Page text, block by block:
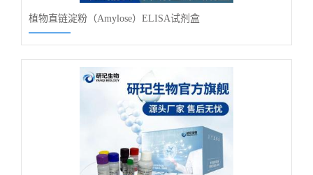
植物直链淀粉（Amylose）ELISA试剂盒